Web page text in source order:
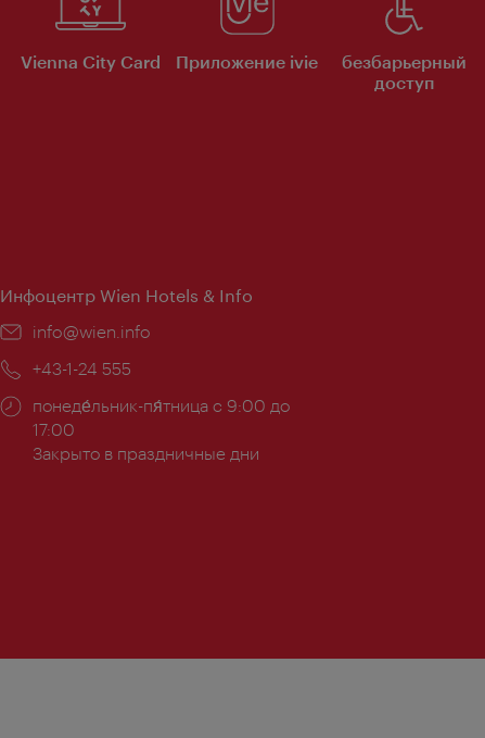
Vienna City Card Приложение ivie
безбарьерный
доступ
Инфоцентр Wien Hotels & Info
Эл.
info@wien.info
Телефон:
+43-1-24 555
Часы
работы:
понеде́льник-пя́тница с 9:00 до
17:00
Закрыто в праздничные дни